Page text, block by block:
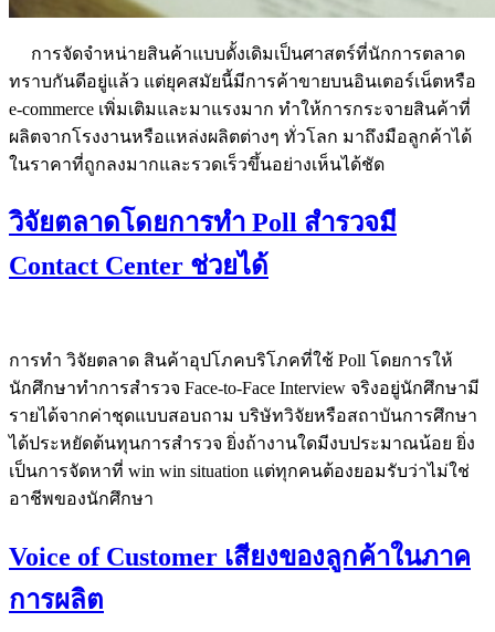
การจัดจำหน่ายสินค้าแบบดั้งเดิมเป็นศาสตร์ที่นักการตลาด
ทราบกันดีอยู่แล้ว แต่ยุคสมัยนี้มีการค้าขายบนอินเตอร์เน็ตหรือ
e-commerce เพิ่มเติมและมาแรงมาก ทำให้การกระจายสินค้าที่
ผลิตจากโรงงานหรือแหล่งผลิตต่างๆ ทั่วโลก มาถึงมือลูกค้าได้
ในราคาที่ถูกลงมากและรวดเร็วขึ้นอย่างเห็นได้ชัด
วิจัยตลาดโดยการทำ Poll สำรวจมี
Contact Center ช่วยได้
การทำ วิจัยตลาด สินค้าอุปโภคบริโภคที่ใช้ Poll โดยการให้
นักศึกษาทำการสำรวจ Face-to-Face Interview จริงอยู่นักศึกษามี
รายได้จากค่าชุดแบบสอบถาม บริษัทวิจัยหรือสถาบันการศึกษา
ได้ประหยัดต้นทุนการสำรวจ ยิ่งถ้างานใดมีงบประมาณน้อย ยิ่ง
เป็นการจัดหาที่ win win situation แต่ทุกคนต้องยอมรับว่าไม่ใช่
อาชีพของนักศึกษา
Voice of Customer เสียงของลูกค้าในภาค
การผลิต